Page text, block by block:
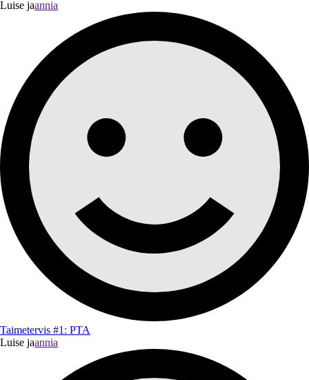
Luise jaannia
Taimetervis #1: PTA
Luise jaannia